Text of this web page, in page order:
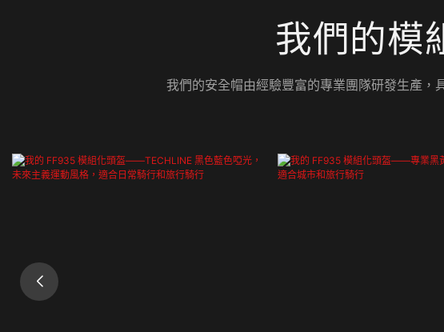
我們的模
我們的安全帽由經驗豐富的專業團隊研發生產，